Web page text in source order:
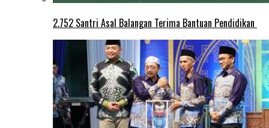
2.752 Santri Asal Balangan Terima Bantuan Pendidikan